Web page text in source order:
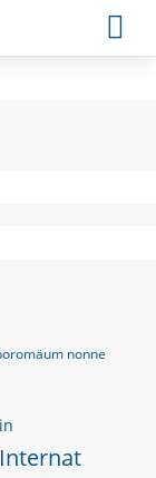
nonne
Internat